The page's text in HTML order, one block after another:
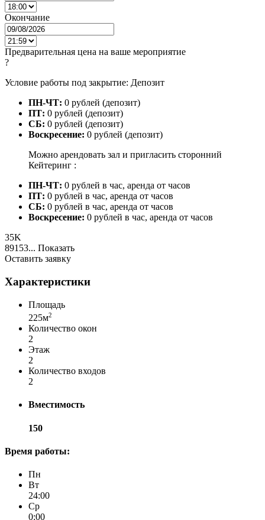
Окончание
Предварительная цена на ваше мероприятие
?
Условие работы под закрытие: Депозит
ПН-ЧТ: 0 рублей (депозит)
ПТ: 0 рублей (депозит)
СБ: 0 рублей (депозит)
Воскресение: 0 рублей (депозит)
Можно арендовать зал и пригласить сторонний
Кейтеринг :
ПН-ЧТ: 0 рублей в час, аренда от часов
ПТ: 0 рублей в час, аренда от часов
СБ: 0 рублей в час, аренда от часов
Воскресение: 0 рублей в час, аренда от часов
35K
89153... Показать
Оставить заявку
Характеристики
Площадь
225м2
Количество окон
2
Этаж
2
Количество входов
2
Вместимость
150
Время работы:
Пн
Вт
24:00
Ср
0:00